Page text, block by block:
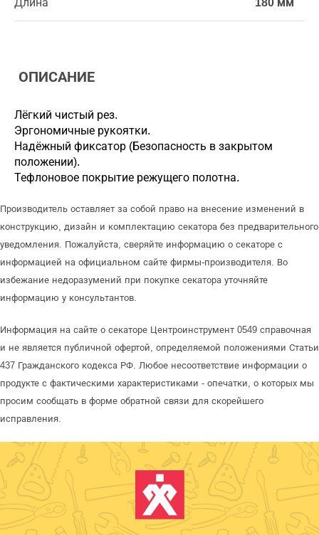
Длина 180 мм
ОПИСАНИЕ
Лёгкий чистый рез.
Эргономичные рукоятки.
Надёжный фиксатор (Безопасность в закрытом
положении).
Тефлоновое покрытие режущего полотна.
Производитель оставляет за собой право на внесение изменений в
конструкцию, дизайн и комплектацию секатора без предварительного
уведомления. Пожалуйста, сверяйте информацию о секаторе с
информацией на официальном сайте фирмы-производителя. Во
избежание недоразумений при покупке секатора уточняйте
информацию у консультантов.
Информация на сайте о секаторе Центроинструмент 0549 справочная
и не является публичной офертой, определяемой положениями Статьи
437 Гражданского кодекса РФ. Любое несоответствие информации о
продукте с фактическими характеристиками - опечатки, о которых мы
просим сообщать в форме обратной связи для скорейшего
исправления.